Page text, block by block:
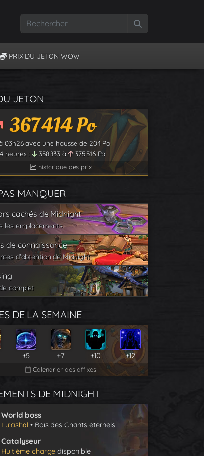
PRIX DU JETON WOW
JETON
367 414Po
03h26 avec une hausse de 204 Po
heures :
358 833 à 375 516 Po
historique des prix
MANQUER
cachés de Midnight
les emplacements
de connaissance
d'obtention de Midnight
complet
DE LA SEMAINE
+5 +7 +10 +12
Calendrier des affixes
DE MIDNIGHT
World boss
Lu'ashal • Bois des Chants éternels
Catalyseur
Huitième charge disponible